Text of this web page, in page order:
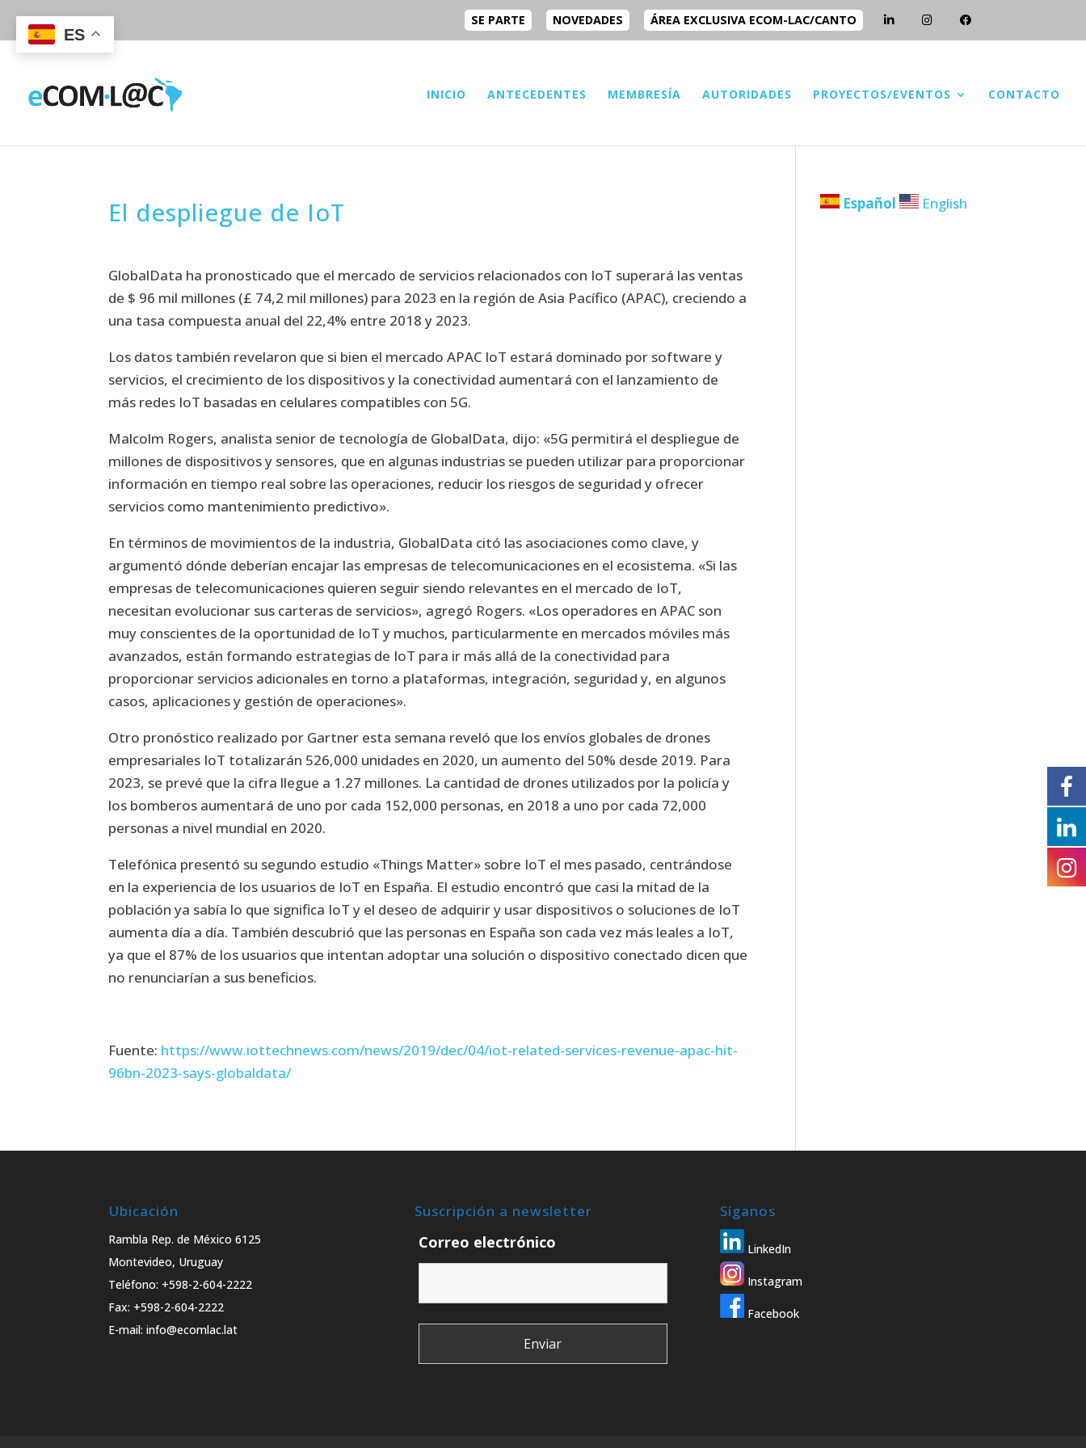
SE PARTE NOVEDADES ÁREA EXCLUSIVA ECOM-LAC/CANTO
INICIO ANTECEDENTES MEMBRESÍA AUTORIDADES PROYECTOS/EVENTOS CONTACTO
El despliegue de IoT
GlobalData ha pronosticado que el mercado de servicios relacionados con IoT superará las ventas
de $ 96 mil millones (£ 74,2 mil millones) para 2023 en la región de Asia Pacífico (APAC), creciendo a
una tasa compuesta anual del 22,4% entre 2018 y 2023.
Los datos también revelaron que si bien el mercado APAC IoT estará dominado por software y
servicios, el crecimiento de los dispositivos y la conectividad aumentará con el lanzamiento de
más redes IoT basadas en celulares compatibles con 5G.
Malcolm Rogers, analista senior de tecnología de GlobalData, dijo: «5G permitirá el despliegue de
millones de dispositivos y sensores, que en algunas industrias se pueden utilizar para proporcionar
información en tiempo real sobre las operaciones, reducir los riesgos de seguridad y ofrecer
servicios como mantenimiento predictivo».
En términos de movimientos de la industria, GlobalData citó las asociaciones como clave, y
argumentó dónde deberían encajar las empresas de telecomunicaciones en el ecosistema. «Si las
empresas de telecomunicaciones quieren seguir siendo relevantes en el mercado de IoT,
necesitan evolucionar sus carteras de servicios», agregó Rogers. «Los operadores en APAC son
muy conscientes de la oportunidad de IoT y muchos, particularmente en mercados móviles más
avanzados, están formando estrategias de IoT para ir más allá de la conectividad para
proporcionar servicios adicionales en torno a plataformas, integración, seguridad y, en algunos
casos, aplicaciones y gestión de operaciones».
Otro pronóstico realizado por Gartner esta semana reveló que los envíos globales de drones
empresariales IoT totalizarán 526,000 unidades en 2020, un aumento del 50% desde 2019. Para
2023, se prevé que la cifra llegue a 1.27 millones. La cantidad de drones utilizados por la policía y
los bomberos aumentará de uno por cada 152,000 personas, en 2018 a uno por cada 72,000
personas a nivel mundial en 2020.
Telefónica presentó su segundo estudio «Things Matter» sobre IoT el mes pasado, centrándose
en la experiencia de los usuarios de IoT en España. El estudio encontró que casi la mitad de la
población ya sabía lo que significa IoT y el deseo de adquirir y usar dispositivos o soluciones de IoT
aumenta día a día. También descubrió que las personas en España son cada vez más leales a IoT,
ya que el 87% de los usuarios que intentan adoptar una solución o dispositivo conectado dicen que
no renunciarían a sus beneficios.
Fuente: https://www.iottechnews.com/news/2019/dec/04/iot-related-services-revenue-apac-hit-
96bn-2023-says-globaldata/
Español English
Ubicación
Rambla Rep. de México 6125
Montevideo, Uruguay
Teléfono: +598-2-604-2222
Fax: +598-2-604-2222
E-mail: info@ecomlac.lat
Suscripción a newsletter
Correo electrónico
Síganos
LinkedIn
Instagram
Facebook
ES